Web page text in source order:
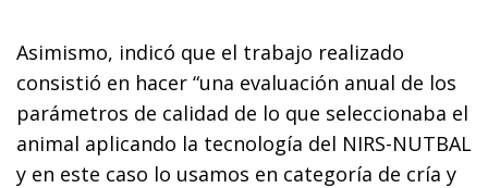
Asimismo, indicó que el trabajo realizado
consistió en hacer “una evaluación anual de los
parámetros de calidad de lo que seleccionaba el
animal aplicando la tecnología del NIRS-NUTBAL
y en este caso lo usamos en categoría de cría y